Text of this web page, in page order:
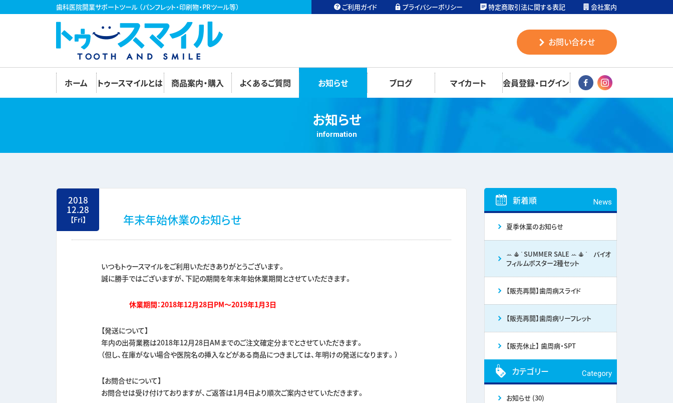
歯科医院開業サポートツール （パンフレット・印刷物・PRツール等） ご利用ガイド プライバシーポリシー 特定商取引法に関する表記 会社案内
お問い合わせ
ホーム トゥースマイルとは 商品案内・購入 よくあるご質問 お知らせ ブログ マイカート 会員登録・ログイン
お知らせ
information
2018
12.28
【Fri】 年末年始休業のお知らせ
いつもトゥースマイルをご利用いただきありがとうございます。
誠に勝手ではございますが、下記の期間を年末年始休業期間とさせていただきます。
休業期間：2018年12月28日PM～2019年1月3日
【発送について】
年内の出荷業務は2018年12月28日AMまでのご注文確定分までとさせていただきます。
（但し、在庫がない場合や医院名の挿入などがある商品につきましては、年明けの発送になります。）
【お問合せについて】
お問合せは受け付けておりますが、ご返答は1月4日より順次ご案内させていただきます。
新着順 News
夏季休業のお知らせ
ꕀ 𖠳 ᐝ SUMMER SALE ꕀ 𖠳 ᐝ バイオ
フィルムポスター2種セット
【販売再開】歯周病スライド
【販売再開】歯周病リーフレット
【販売休止】 歯周病・SPT
カテゴリー Category
お知らせ (30)